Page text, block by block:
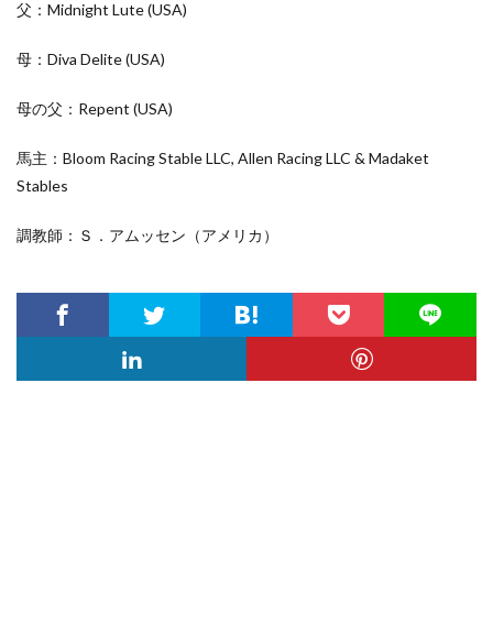
父：Midnight Lute(USA)
母：Diva Delite(USA)
母の父：Repent (USA)
馬主：Bloom Racing Stable LLC, Allen Racing LLC & Madaket
Stables
調教師：Ｓ．アムッセン（アメリカ）